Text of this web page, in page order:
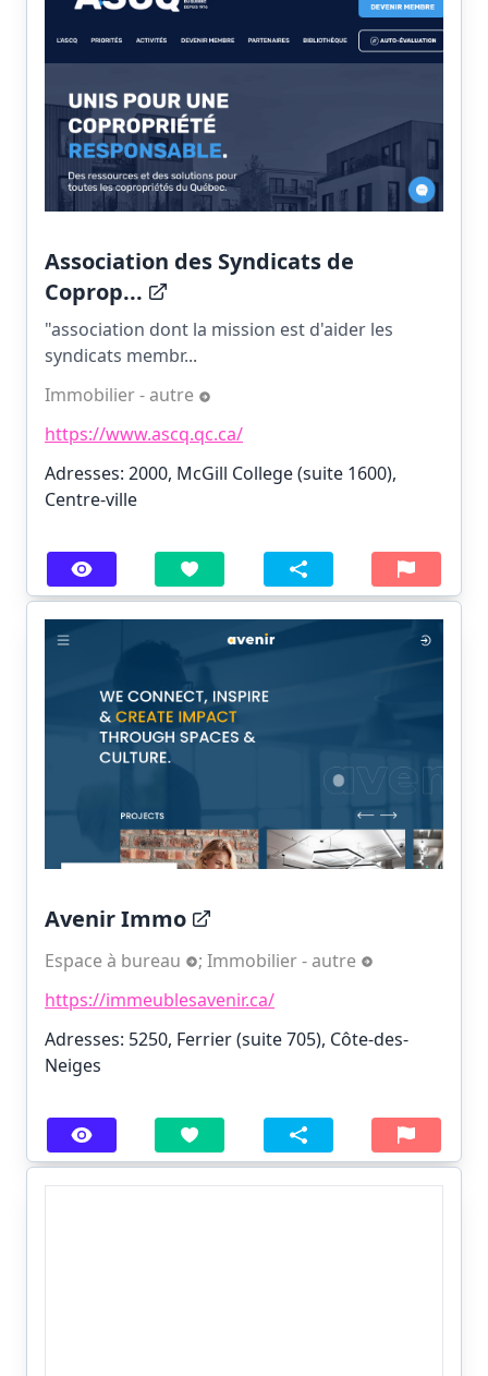
Association des Syndicats de
Coprop...
"association dont la mission est d'aider les
syndicats membr...
Immobilier - autre
https://www.ascq.qc.ca/
Adresses: 2000, McGill College (suite 1600),
Centre-ville
Avenir Immo
Espace à bureau ; Immobilier - autre
https://immeublesavenir.ca/
Adresses: 5250, Ferrier (suite 705), Côte-des-
Neiges